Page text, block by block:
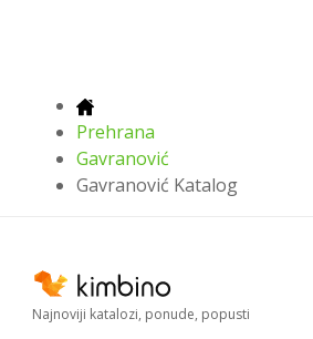
Prehrana
Gavranović
Gavranović Katalog
Najnoviji katalozi, ponude, popusti